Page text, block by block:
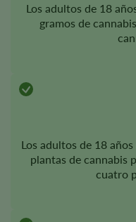
Los adultos de 18
gramos de
Los adultos de 18
plantas de cannabis
cuatro